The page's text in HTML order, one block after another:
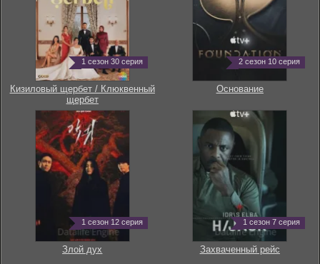
1 сезон 30 серия
Кизиловый щербет / Клюквенный
щербет
2 сезон 10 серия
Основание
1 сезон 12 серия
Злой дух
1 сезон 7 серия
Захваченный рейс